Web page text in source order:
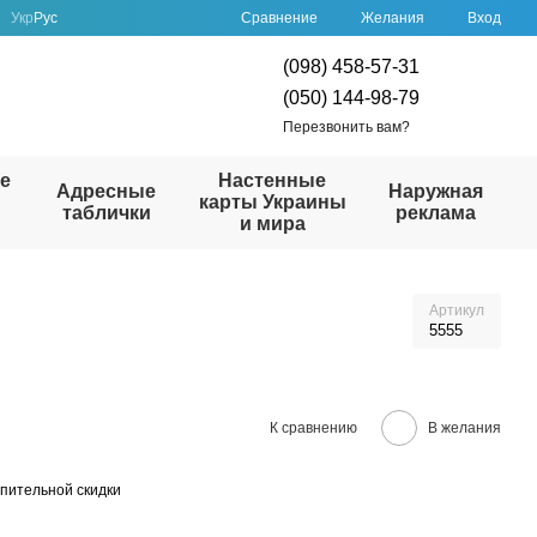
Укр Рус Сравнение Желания Вход
(098) 458-57-31
(050) 144-98-79
Перезвонить вам?
Адресные
таблички
Настенные
карты Украины
и мира
Наружная
реклама
Артикул
5555
К сравнению В желания
скидки